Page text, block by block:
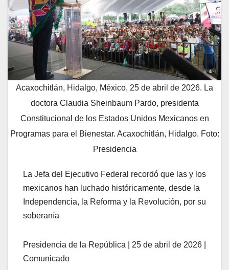
Acaxochitlán, Hidalgo, México, 25 de abril de 2026. La
doctora Claudia Sheinbaum Pardo, presidenta
Constitucional de los Estados Unidos Mexicanos en
Programas para el Bienestar. Acaxochitlán, Hidalgo. Foto:
Presidencia
La Jefa del Ejecutivo Federal recordó que las y los
mexicanos han luchado históricamente, desde la
Independencia, la Reforma y la Revolución, por su
soberanía
Presidencia de la República | 25 de abril de 2026 |
Comunicado